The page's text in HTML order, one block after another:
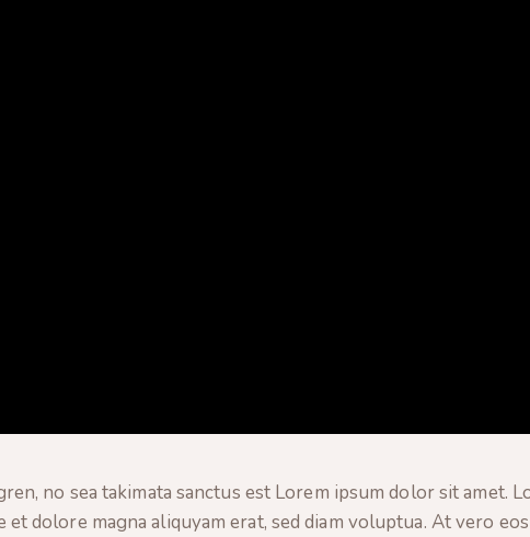
no sea takimata sanctus est Lorem ipsum dolor sit amet.
dolore magna aliquyam erat, sed diam voluptua. At vero